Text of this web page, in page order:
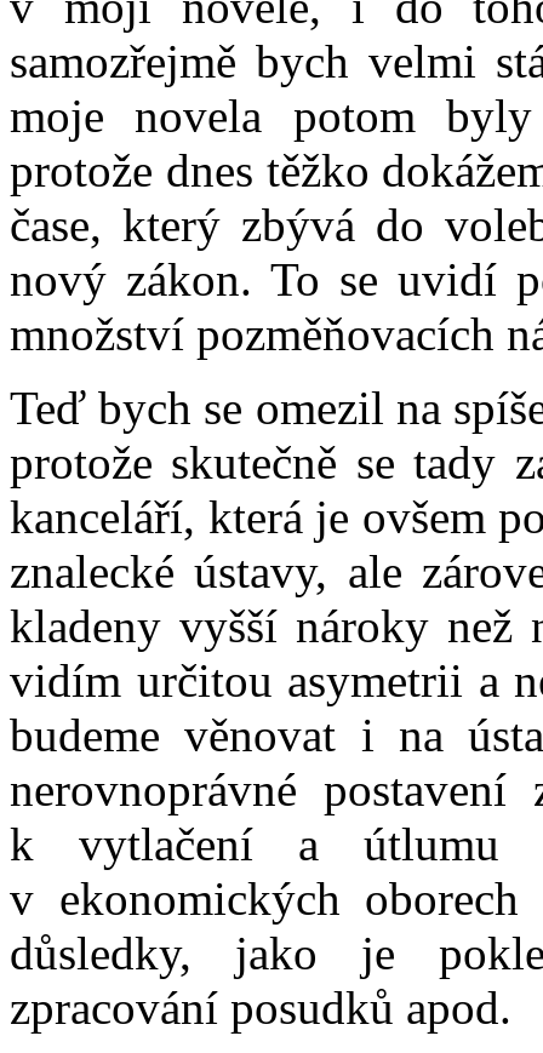
samozřejmě bych velmi
moje novela potom
protože dnes těžko
čase, který zbývá do
nový zákon. To se uvidí
množství pozměňovacích
Teď bych se omezil na
protože skutečně se tady
kanceláří, která je ovšem
znalecké ústavy, ale
kladeny vyšší nároky než
vidím určitou asymetrii a
budeme věnovat i na
nerovnoprávné
k vytlačení a útlumu
v ekonomických
důsledky, jako je
zpracování posudků apod.